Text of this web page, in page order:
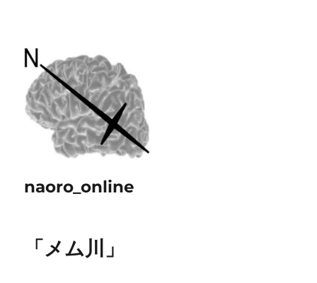
naoro_online
「メム川」